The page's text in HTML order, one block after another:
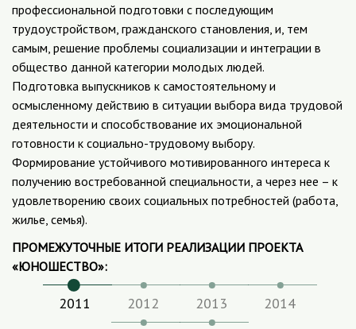
профессиональной подготовки с последующим
трудоустройством, гражданского становления, и, тем
самым, решение проблемы социализации и интеграции в
общество данной категории молодых людей.
Подготовка выпускников к самостоятельному и
осмысленному действию в ситуации выбора вида трудовой
деятельности и способствование их эмоциональной
готовности к социально-трудовому выбору.
Формирование устойчивого мотивированного интереса к
получению востребованной специальности, а через нее – к
удовлетворению своих социальных потребностей (работа,
жилье, семья).
ПРОМЕЖУТОЧНЫЕ ИТОГИ РЕАЛИЗАЦИИ ПРОЕКТА
«ЮНОШЕСТВО»:
2011 2012 2013 2014